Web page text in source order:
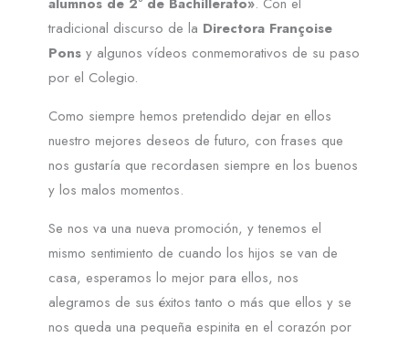
tradicional discurso de la Directora Françoise
Ponsy algunos vídeos conmemorativos de su paso
por el Colegio.
Como siempre hemos pretendido dejar en ellos
nuestro mejores deseos de futuro, con frases que
nos gustaría que recordasen siempre en los buenos
y los malos momentos.
Se nos va una nueva promoción, y tenemos el
mismo sentimiento de cuando los hijos se van de
casa, esperamos lo mejor para ellos, nos
alegramos de sus éxitos tanto o más que ellos y se
nos queda una pequeña espinita en el corazón por